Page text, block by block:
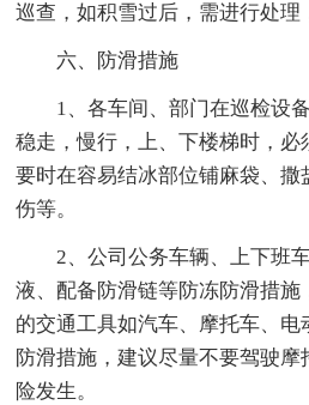
巡查，如积雪过后，需进行处理
六、防滑措施
1、各车间、部门在巡检设
稳走，慢行，上、下楼梯时，
要时在容易结冰部位铺麻袋、
伤等。
2、公司公务车辆、上下班
液、配备防滑链等防冻防滑措施
的交通工具如汽车、摩托车、
防滑措施，建议尽量不要驾驶
险发生。